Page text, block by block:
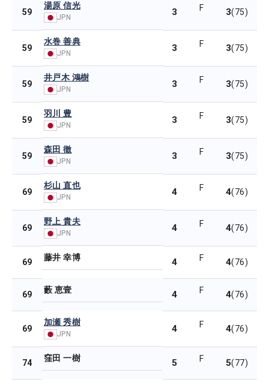
59
湯原 信光
JPN 3 F 3(75)
59
水巻 善典
JPN 3 F 3(75)
59
井戸木 鴻樹
JPN 3 F 3(75)
59
羽川 豊
JPN 3 F 3(75)
59
森田 徹
JPN 3 F 3(75)
69
杉山 直也
JPN 4 F 4(76)
69
野上 貴夫
JPN 4 F 4(76)
69 藤井 幸博 4 F 4(76)
69 藪 恵壹 4 F 4(76)
69
加瀬 秀樹
JPN 4 F 4(76)
74 窪田 一樹 5 F 5(77)